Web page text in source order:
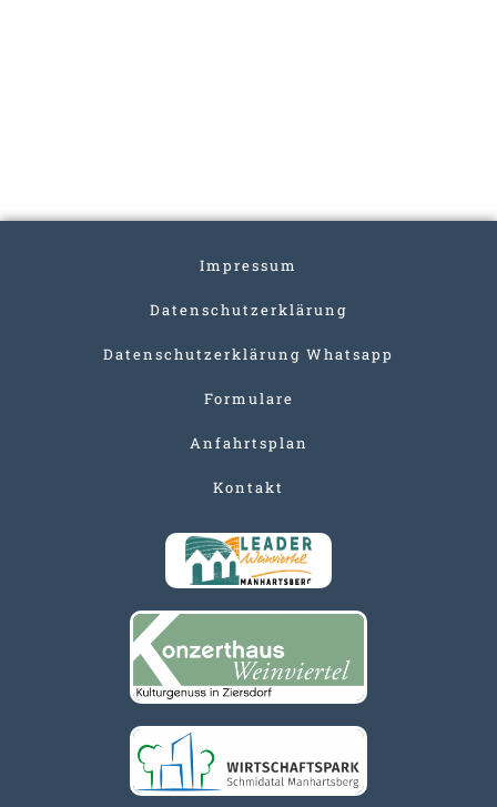
Impressum
Datenschutzerklärung
Datenschutzerklärung Whatsapp
Formulare
Anfahrtsplan
Kontakt